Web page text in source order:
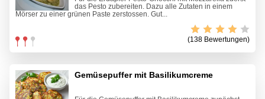
das Pesto zubereiten. Dazu alle Zutaten in einem
Mörser zu einer grünen Paste zerstossen. Gut...
(138 Bewertungen)
Gemüsepuffer mit Basilikumcreme